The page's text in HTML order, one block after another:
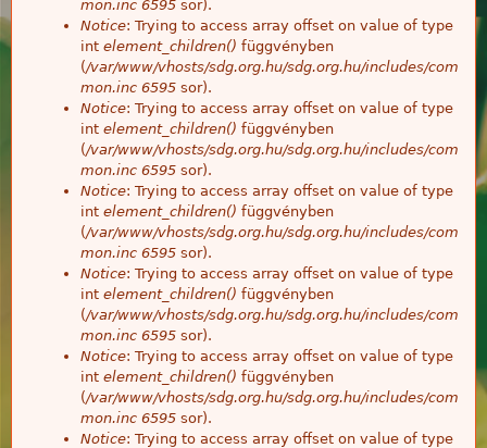
mon.inc 6595 sor).
Notice: Trying to access array offset on value of type
int element_children() függvényben
(/var/www/vhosts/sdg.org.hu/sdg.org.hu/includes/com
mon.inc 6595 sor).
Notice: Trying to access array offset on value of type
int element_children() függvényben
(/var/www/vhosts/sdg.org.hu/sdg.org.hu/includes/com
mon.inc 6595 sor).
Notice: Trying to access array offset on value of type
int element_children() függvényben
(/var/www/vhosts/sdg.org.hu/sdg.org.hu/includes/com
mon.inc 6595 sor).
Notice: Trying to access array offset on value of type
int element_children() függvényben
(/var/www/vhosts/sdg.org.hu/sdg.org.hu/includes/com
mon.inc 6595 sor).
Notice: Trying to access array offset on value of type
int element_children() függvényben
(/var/www/vhosts/sdg.org.hu/sdg.org.hu/includes/com
mon.inc 6595 sor).
Notice: Trying to access array offset on value of type